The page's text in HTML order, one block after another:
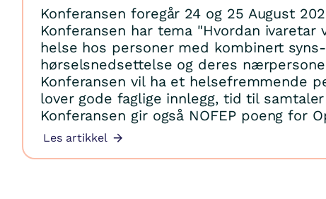
Konferansen foregår 24 og 25 August
Konferansen har tema "Hvordan ivaretar
helse hos personer med kombinert
hørselsnedsettelse og deres
Konferansen vil ha et helsefremmende
lover gode faglige innlegg, tid til
Konferansen gir også NOFEP poeng for
Les artikkel